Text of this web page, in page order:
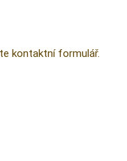
kontaktní formulář.